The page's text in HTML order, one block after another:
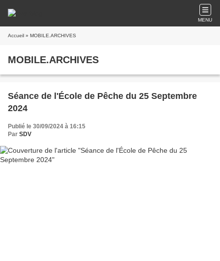
MENU
Accueil » MOBILE.ARCHIVES
MOBILE.ARCHIVES
Séance de l'École de Pêche du 25 Septembre
2024
Publié le 30/09/2024 à 16:15
Par SDV